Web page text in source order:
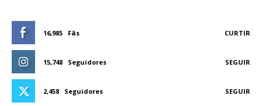
16,985 Fãs CURTIR
15,748 Seguidores SEGUIR
2,458 Seguidores SEGUIR